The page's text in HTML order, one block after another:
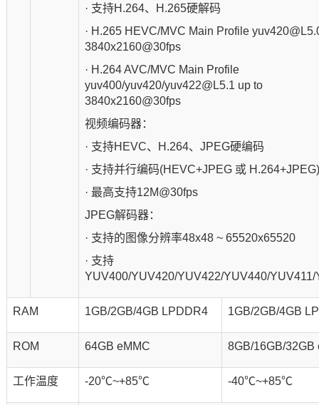
· 支持H.264、H.265硬解码
· H.265 HEVC/MVC Main Profile
3840x2160@30fps
· H.264 AVC/MVC Main Profile
yuv400/yuv420/yuv422@L5.1 up to
3840x2160@30fps
视频编码器：
· 支持HEVC、H.264、JPEG硬编码
· 支持并行编码(HEVC+JPEG 或 H.264+JPEG)
· 最高支持12M@30fps
JPEG解码器：
· 支持的图像分辨率48x48 ~ 65520x65520
· 支持
YUV400/YUV420/YUV422/YUV440/YUV411/
RAM 1GB/2GB/4GB LPDDR4 1GB/2GB/4GB
ROM 64GB eMMC 8GB/16GB/32GB
工作温度 -20℃~+85℃ -40℃~+85℃